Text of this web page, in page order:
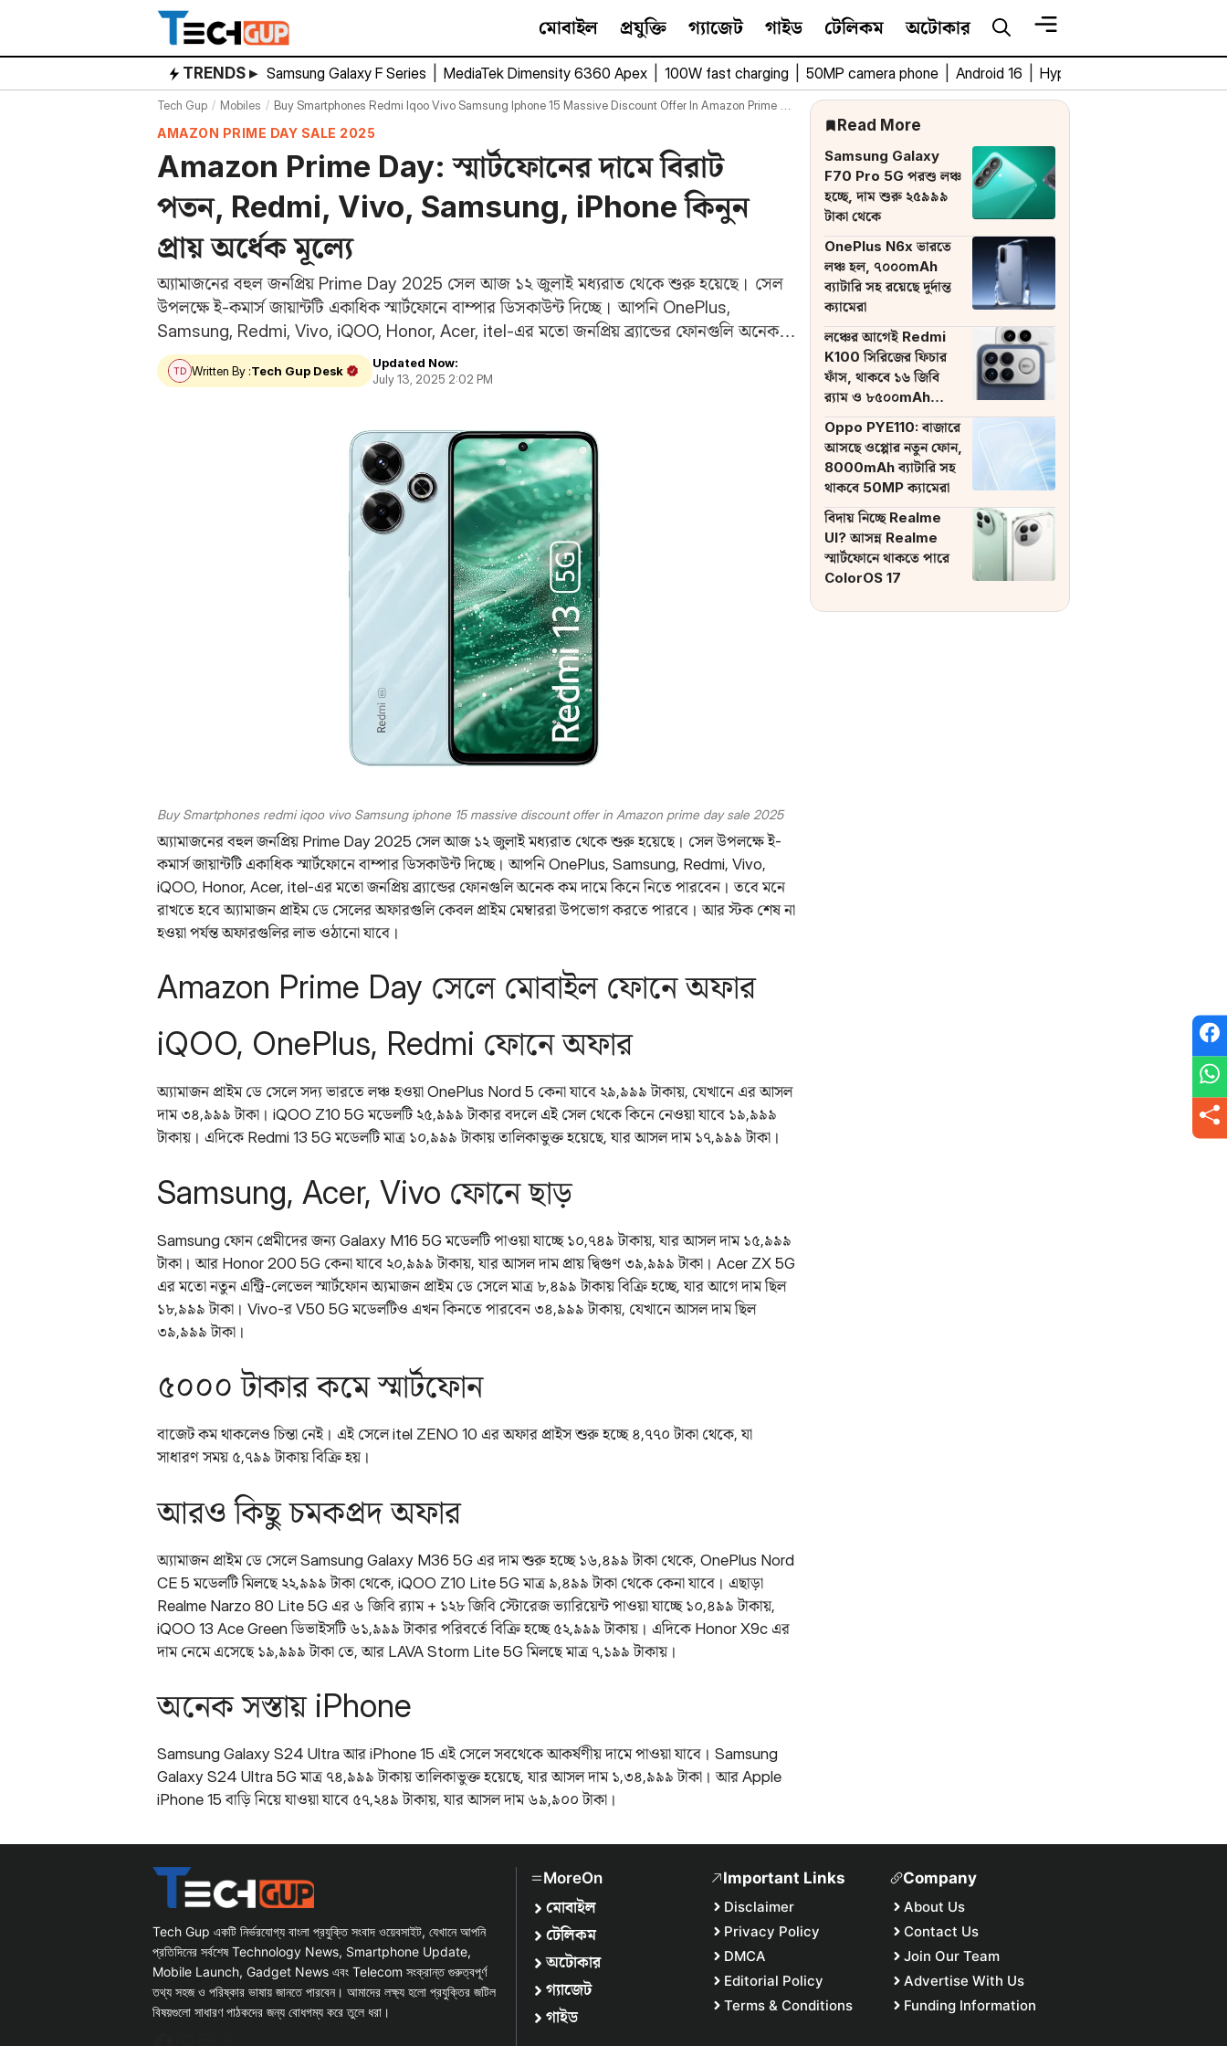
content
মোবাইল প্রযুক্তি গ্যাজেট গাইড টেলিকম অটোকার
TRENDS ▸ Samsung Galaxy F Series MediaTek Dimensity 6360 Apex 100W fast charging 50MP camera phone Android 16 HyperOS 3
Tech Gup Mobiles Buy Smartphones Redmi Iqoo Vivo Samsung Iphone 15 Massive Discount Offer In Amazon Prime Day Sale 2025
AMAZON PRIME DAY SALE 2025
Amazon Prime Day: স্মার্টফোনের দামে বিরাট
পতন, Redmi, Vivo, Samsung, iPhone কিনুন
প্রায় অর্ধেক মূল্যে
অ্যামাজনের বহুল জনপ্রিয় Prime Day 2025 সেল আজ ১২ জুলাই মধ্যরাত থেকে শুরু হয়েছে। সেল
উপলক্ষে ই-কমার্স জায়ান্টটি একাধিক স্মার্টফোনে বাম্পার ডিসকাউন্ট দিচ্ছে। আপনি OnePlus,
Samsung, Redmi, Vivo, iQOO, Honor, Acer, itel-এর মতো জনপ্রিয় ব্র্যান্ডের ফোনগুলি অনেক
কম দামে কিনে…
Written By :Tech Gup Desk
Updated Now:
July 13, 2025 2:02 PM
Buy Smartphones redmi iqoo vivo Samsung iphone 15 massive discount offer in Amazon prime day sale 2025
অ্যামাজনের বহুল জনপ্রিয় Prime Day 2025 সেল আজ ১২ জুলাই মধ্যরাত থেকে শুরু হয়েছে। সেল উপলক্ষে ই-
কমার্স জায়ান্টটি একাধিক স্মার্টফোনে বাম্পার ডিসকাউন্ট দিচ্ছে। আপনি OnePlus, Samsung, Redmi, Vivo,
iQOO, Honor, Acer, itel-এর মতো জনপ্রিয় ব্র্যান্ডের ফোনগুলি অনেক কম দামে কিনে নিতে পারবেন। তবে মনে
রাখতে হবে অ্যামাজন প্রাইম ডে সেলের অফারগুলি কেবল প্রাইম মেম্বাররা উপভোগ করতে পারবে। আর স্টক শেষ না
হওয়া পর্যন্ত অফারগুলির লাভ ওঠানো যাবে।
Amazon Prime Day সেলে মোবাইল ফোনে অফার
iQOO, OnePlus, Redmi ফোনে অফার
অ্যামাজন প্রাইম ডে সেলে সদ্য ভারতে লঞ্চ হওয়া OnePlus Nord 5 কেনা যাবে ২৯,৯৯৯ টাকায়, যেখানে এর আসল
দাম ৩৪,৯৯৯ টাকা। iQOO Z10 5G মডেলটি ২৫,৯৯৯ টাকার বদলে এই সেল থেকে কিনে নেওয়া যাবে ১৯,৯৯৯
টাকায়। এদিকে Redmi 13 5G মডেলটি মাত্র ১০,৯৯৯ টাকায় তালিকাভুক্ত হয়েছে, যার আসল দাম ১৭,৯৯৯ টাকা।
Samsung, Acer, Vivo ফোনে ছাড়
Samsung ফোন প্রেমীদের জন্য Galaxy M16 5G মডেলটি পাওয়া যাচ্ছে ১০,৭৪৯ টাকায়, যার আসল দাম ১৫,৯৯৯
টাকা। আর Honor 200 5G কেনা যাবে ২০,৯৯৯ টাকায়, যার আসল দাম প্রায় দ্বিগুণ ৩৯,৯৯৯ টাকা। Acer ZX 5G
এর মতো নতুন এন্ট্রি-লেভেল স্মার্টফোন অ্যমাজন প্রাইম ডে সেলে মাত্র ৮,৪৯৯ টাকায় বিক্রি হচ্ছে, যার আগে দাম ছিল
১৮,৯৯৯ টাকা। Vivo-র V50 5G মডেলটিও এখন কিনতে পারবেন ৩৪,৯৯৯ টাকায়, যেখানে আসল দাম ছিল
৩৯,৯৯৯ টাকা।
৫০০০ টাকার কমে স্মার্টফোন
বাজেট কম থাকলেও চিন্তা নেই। এই সেলে itel ZENO 10 এর অফার প্রাইস শুরু হচ্ছে ৪,৭৭০ টাকা থেকে, যা
সাধারণ সময় ৫,৭৯৯ টাকায় বিক্রি হয়।
আরও কিছু চমকপ্রদ অফার
অ্যামাজন প্রাইম ডে সেলে Samsung Galaxy M36 5G এর দাম শুরু হচ্ছে ১৬,৪৯৯ টাকা থেকে, OnePlus Nord
CE 5 মডেলটি মিলছে ২২,৯৯৯ টাকা থেকে, iQOO Z10 Lite 5G মাত্র ৯,৪৯৯ টাকা থেকে কেনা যাবে। এছাড়া
Realme Narzo 80 Lite 5G এর ৬ জিবি র‌্যাম + ১২৮ জিবি স্টোরেজ ভ্যারিয়েন্ট পাওয়া যাচ্ছে ১০,৪৯৯ টাকায়,
iQOO 13 Ace Green ডিভাইসটি ৬১,৯৯৯ টাকার পরিবর্তে বিক্রি হচ্ছে ৫২,৯৯৯ টাকায়‌। এদিকে Honor X9c এর
দাম নেমে এসেছে ১৯,৯৯৯ টাকা তে, আর LAVA Storm Lite 5G মিলছে মাত্র ৭,১৯৯ টাকায়।
অনেক সস্তায় iPhone
Samsung Galaxy S24 Ultra আর iPhone 15 এই সেলে সবথেকে আকর্ষণীয় দামে পাওয়া যাবে। Samsung
Galaxy S24 Ultra 5G মাত্র ৭৪,৯৯৯ টাকায় তালিকাভুক্ত হয়েছে, যার আসল দাম ১,৩৪,৯৯৯ টাকা। আর Apple
iPhone 15 বাড়ি নিয়ে যাওয়া যাবে ৫৭,২৪৯ টাকায়, যার আসল দাম ৬৯,৯০০ টাকা।
Read More
Samsung Galaxy
F70 Pro 5G পরশু লঞ্চ
হচ্ছে, দাম শুরু ২৫৯৯৯
টাকা থেকে
OnePlus N6x ভারতে
লঞ্চ হল, ৭০০০mAh
ব্যাটারি সহ রয়েছে দুর্দান্ত
ক্যামেরা
লঞ্চের আগেই Redmi
K100 সিরিজের ফিচার
ফাঁস, থাকবে ১৬ জিবি
র‌্যাম ও ৮৫০০mAh
ব্যাটারি
Oppo PYE110: বাজারে
আসছে ওপ্পোর নতুন ফোন,
8000mAh ব্যাটারি সহ
থাকবে 50MP ক্যামেরা
বিদায় নিচ্ছে Realme
UI? আসন্ন Realme
স্মার্টফোনে থাকতে পারে
ColorOS 17
Tech Gup একটি নির্ভরযোগ্য বাংলা প্রযুক্তি সংবাদ ওয়েবসাইট, যেখানে আপনি
প্রতিদিনের সর্বশেষ Technology News, Smartphone Update,
Mobile Launch, Gadget News এবং Telecom সংক্রান্ত গুরুত্বপূর্ণ
তথ্য সহজ ও পরিষ্কার ভাষায় জানতে পারবেন। আমাদের লক্ষ্য হলো প্রযুক্তির জটিল
বিষয়গুলো সাধারণ পাঠকদের জন্য বোধগম্য করে তুলে ধরা।
MoreOn
মোবাইল
টেলিকম
অটোকার
গ্যাজেট
গাইড
Important Links
Disclaimer
Privacy Policy
DMCA
Editorial Policy
Terms & Conditions
Company
About Us
Contact Us
Join Our Team
Advertise With Us
Funding Information